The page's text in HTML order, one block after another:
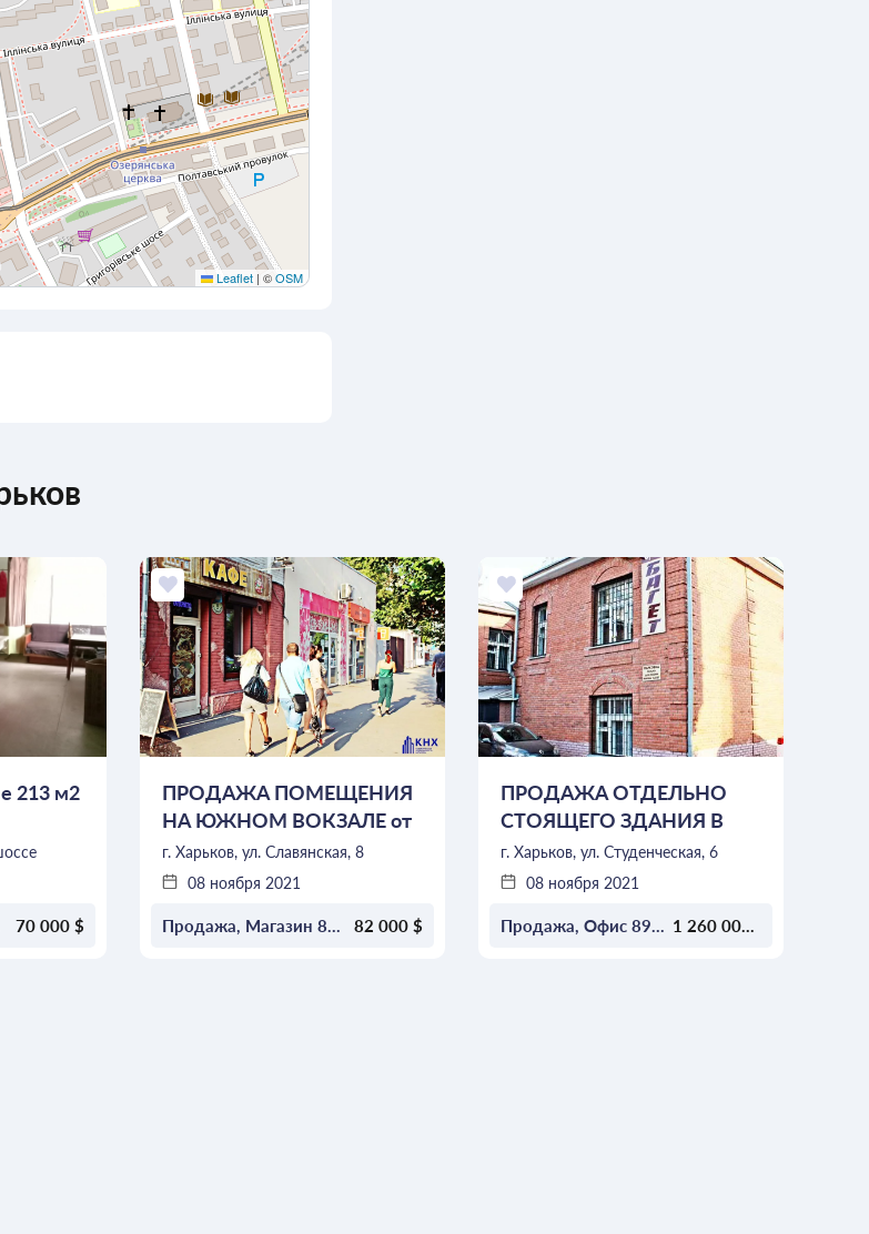
Leaflet | ©OSM
213 м2
2
70 000 $
ПРОДАЖА ПОМЕЩЕНИЯ
НА ЮЖНОМ ВОКЗАЛЕ от
КНХ
г. Харьков, ул. Славянская, 8
08 ноября 2021
Продажа, Магазин 84м 282 000 $
ПРОДАЖА ОТДЕЛЬНО
СТОЯЩЕГО ЗДАНИЯ В
ЦЕНТРЕ ХАРЬКОВА от
КНХ
г. Харьков, ул. Студенческая, 6
08 ноября 2021
Продажа, Офис 892м 2 1 260 000 $